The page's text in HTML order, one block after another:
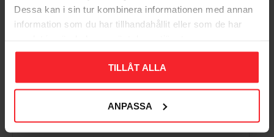
Dessa kan i sin tur kombinera informationen med annan
information som du har tillhandahållit eller som de har
TILLÅT ALLA
ANPASSA
Dig
Gem som favorit